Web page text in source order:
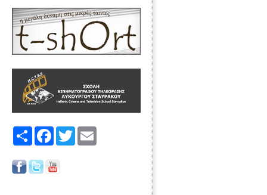
Share FacebookTwitter